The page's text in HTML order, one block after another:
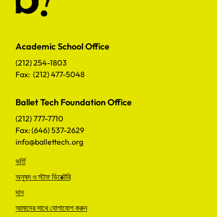
Academic School Office
(212) 254-1803
Fax: (212) 477-5048
Ballet Tech Foundation Office
(212) 777-7710
Fax: (646) 537-2629
info@ballettech.org
ভর্তি
অনুষদ ও স্টাফ ডিরেক্টরি
দান
আমাদের সাথে যোগাযোগ করুন